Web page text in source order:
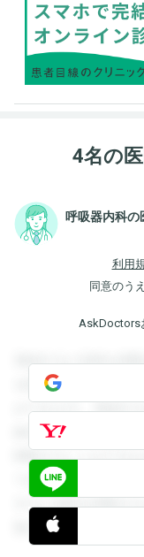
4名の
呼吸器内科の
利用
同意のう
AskDoctors
登録すると回答を閲
を閲覧することがで
ができます。登録す
録すると回答を閲覧
閲覧することができ
できます。登録する
すると回答を閲覧す
覧することができます